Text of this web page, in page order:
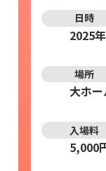
日時
2025
場所
大ホー
入場料
5,000